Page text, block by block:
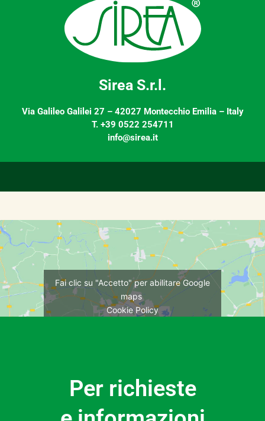
Sirea S.r.l.
Via Galileo Galilei 27 – 42027 Montecchio Emilia – Italy
T. +39 0522 254711
info@sirea.it
Fai clic su "Accetto" per abilitare Google
maps
Cookie Policy
Per richieste